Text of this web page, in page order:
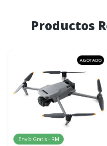
Productos
AGOTADO
Envío Gratis - RM